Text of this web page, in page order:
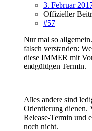
3. Februar
Offizieller
#57
Nur mal so
falsch verstanden:
diese IMMER mit
endgültigen Termin.
Alles andere sind
Orientierung dienen.
Release-Termin und
noch nicht.